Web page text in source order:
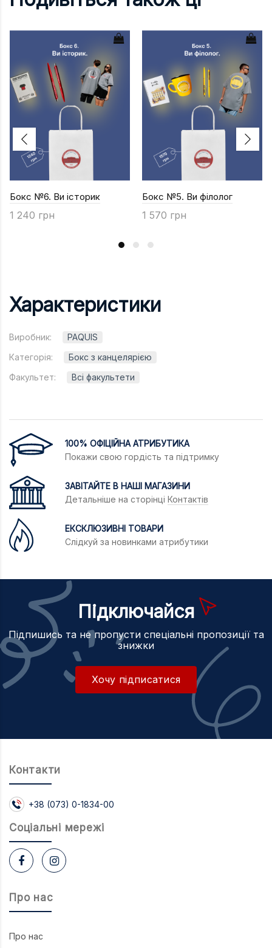
ВСЕ ПРО ТОВАР
Бокс №6. Ви історик
1 240 грн
Бокс №5. Ви філолог
1 570 грн
Характеристики
Виробник:
PAQUIS
Категорія:
Бокс з канцелярією
Факультет:
Всі факультети
100% ОФІЦІЙНА АТРИБУТИКА
Покажи свою гордість та підтримку
ЗАВІТАЙТЕ В НАШІ МАГАЗИНИ
Детальніше на сторінці Контактів
ЕКСКЛЮЗИВНІ ТОВАРИ
Слідкуй за новинками атрибутики
Підключайся
Підпишись та не пропусти спеціальні пропозиції та
знижки
Хочу підписатися
Про нас
Про нас
Контакти
+38 (073) 0-1834-00
Соцiальнi мережi